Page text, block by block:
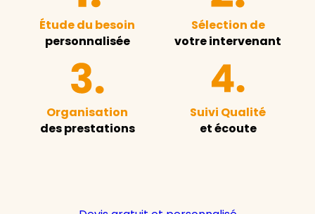
Étude du besoin
personnalisée
Sélection de
votre intervenant
Organisation
des prestations
Suivi Qualité
et écoute